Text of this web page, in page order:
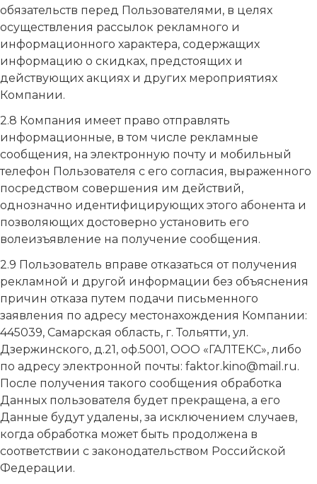
обязательств перед Пользователями, в целях
осуществления рассылок рекламного и
информационного характера, содержащих
информацию о скидках, предстоящих и
действующих акциях и других мероприятиях
Компании.
2.8 Компания имеет право отправлять
информационные, в том числе рекламные
сообщения, на электронную почту и мобильный
телефон Пользователя с его согласия, выраженного
посредством совершения им действий,
однозначно идентифицирующих этого абонента и
позволяющих достоверно установить его
волеизъявление на получение сообщения.
2.9 Пользователь вправе отказаться от получения
рекламной и другой информации без объяснения
причин отказа путем подачи письменного
заявления по адресу местонахождения Компании:
445039, Самарская область, г. Тольятти, ул.
Дзержинского, д.21, оф.5001, ООО «ГАЛТЕКС», либо
по адресу электронной почты: faktor.kino@mail.ru.
После получения такого сообщения обработка
Данных пользователя будет прекращена, а его
Данные будут удалены, за исключением случаев,
когда обработка может быть продолжена в
соответствии с законодательством Российской
Федерации.